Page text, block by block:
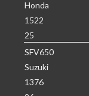
Honda
1522
25
SFV650
Suzuki
1376